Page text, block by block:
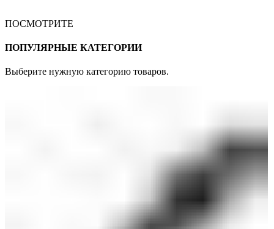
ПОСМОТРИТЕ
ПОПУЛЯРНЫЕ КАТЕГОРИИ
Выберите нужную категорию товаров.